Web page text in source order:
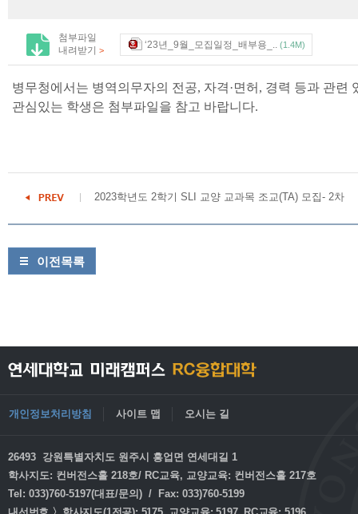
첨부파일
내려받기 > ‘23년_9월_모집일정_배부용_.. (1.4M)
병무청에서는 병역의무자의 전공, 자격·면허, 경력 등과 관
관심있는 학생은 첨부파일을 참고 바랍니다.
2023학년도 2학기 SLI 교양 교과목 조교(TA) 모집- 2차
이전목록
개인정보처리방침 사이트 맵 오시는 길
26493 강원특별자치도 원주시 흥업면 연세대길 1
학사지도: 컨버전스홀 218호/ RC교육, 교양교육: 컨버전스홀 217호
Tel: 033)760-5197(대표/문의) / Fax: 033)760-5199